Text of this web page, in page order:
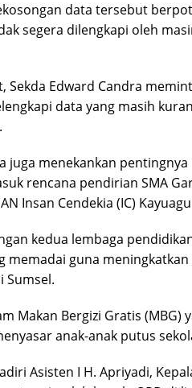
data tersebut
segera dilengkapi oleh
Sekda Edward Candra
data yang masih
juga menekankan
rencana pendirian SMA
Insan Cendekia (IC)
kedua lembaga
memadai guna
Sumsel.
Makan Bergizi Gratis (MBG)
anak-anak putus
Asisten I H. Apriyadi,